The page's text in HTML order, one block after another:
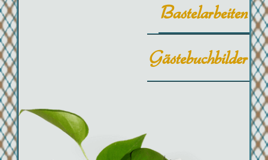
Bastelarbeiten
Gästebuchbilder